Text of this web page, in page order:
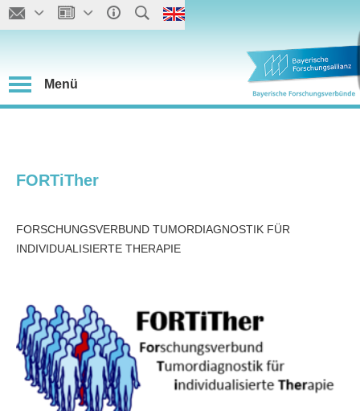
Menü
FORTiTher
FORSCHUNGSVERBUND TUMORDIAGNOSTIK FÜR
INDIVIDUALISIERTE THERAPIE